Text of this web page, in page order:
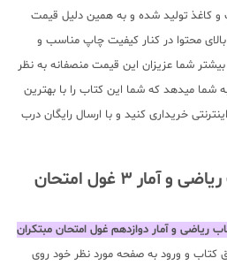
و کاغذ تولید شده و به همین دلیل قیمت
محتوا در کنار کیفیت چاپ مناسب و
شما عزیزان این قیمت منصفانه به نظر
میدهد که شما این کتاب را با بهترین
خریداری کنید و با ارسال رایگان درب
دانلود رایگان pdf کتاب ریاضی و آمار 3 غول امتحان
ریاضی و آمار دوازدهم غول امتحان مبتکران
کتاب و ورود به صفحه مورد نظر خود روی